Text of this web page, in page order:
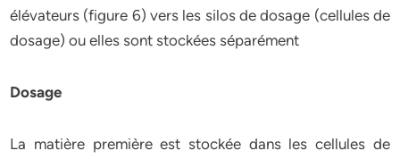
élévateurs (figure 6) vers les silos de dosage (cellules de
dosage) ou elles sont stockées séparément
Dosage
La matière première est stockée dans les cellules de